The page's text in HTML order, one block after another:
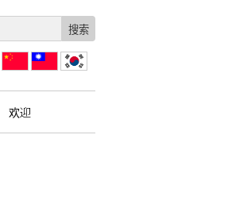
中文 中文
欢迎